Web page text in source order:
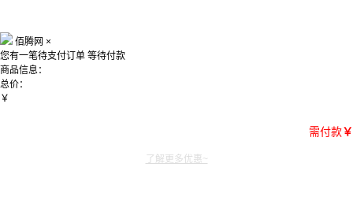
佰腾网 ×
您有一笔待支付订单 等待付款
商品信息：
总价：
￥
需付款￥
了解更多优惠~